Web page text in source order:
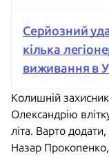
Серйозний
кілька
виживання в
Колишній
Олександрію
літа. Варто
Назар Прокопенко